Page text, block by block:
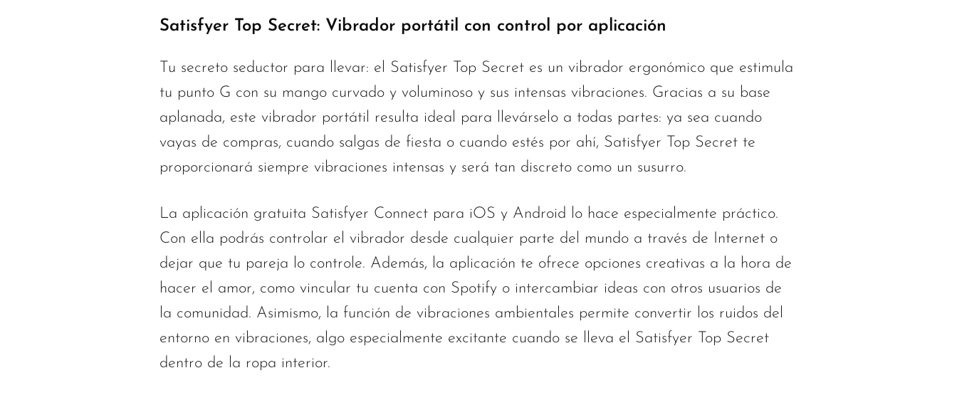
Satisfyer Top Secret: Vibrador portátil con control por aplicación
Tu secreto seductor para llevar: el Satisfyer Top Secret es un vibrador ergonómico que estimula
tu punto G con su mango curvado y voluminoso y sus intensas vibraciones. Gracias a su base
aplanada, este vibrador portátil resulta ideal para llevárselo a todas partes: ya sea cuando
vayas de compras, cuando salgas de fiesta o cuando estés por ahí, Satisfyer Top Secret te
proporcionará siempre vibraciones intensas y será tan discreto como un susurro.
La aplicación gratuita Satisfyer Connect para iOS y Android lo hace especialmente práctico.
Con ella podrás controlar el vibrador desde cualquier parte del mundo a través de Internet o
dejar que tu pareja lo controle. Además, la aplicación te ofrece opciones creativas a la hora de
hacer el amor, como vincular tu cuenta con Spotify o intercambiar ideas con otros usuarios de
la comunidad. Asimismo, la función de vibraciones ambientales permite convertir los ruidos del
entorno en vibraciones, algo especialmente excitante cuando se lleva el Satisfyer Top Secret
dentro de la ropa interior.